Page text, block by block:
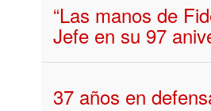
“Las manos de
Jefe en su 97
37 años en